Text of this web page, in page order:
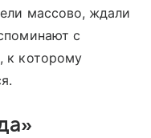
массово, ждали
с
к которому